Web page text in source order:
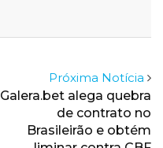
Próxima Notícia
Galera.bet alega quebra
de contrato no
Brasileirão e obtém